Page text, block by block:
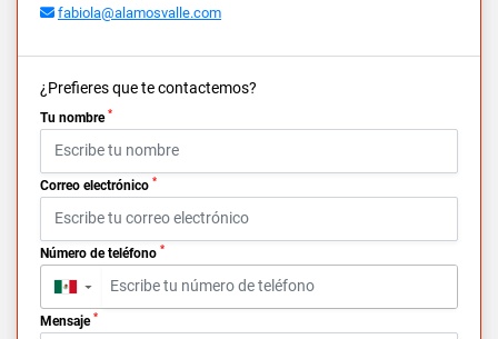
fabiola@alamosvalle.com
¿Prefieres que te contactemos?
Tu nombre *
Correo electrónico *
Número de teléfono *
▼
Mensaje *